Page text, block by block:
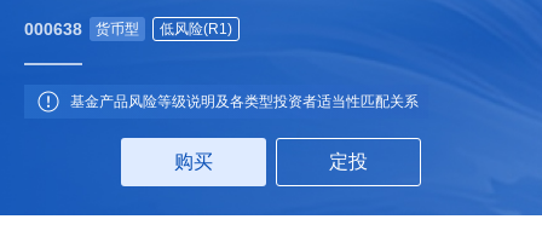
000638 货币型 低风险(R1)
基金产品风险等级说明及各类型投资者适当性匹配关系
购买 定投